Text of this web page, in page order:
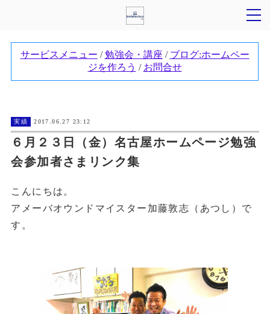
実績 2017.06.27 23:12
６月２３日（金）名古屋ホームページ勉強
会参加者さまリンク集
こんにちは。
アメーバオウンドマイスター加藤敦志（あつし）で
す。